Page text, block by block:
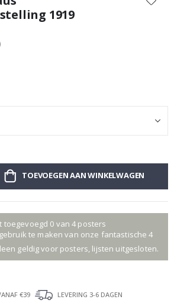
1919
beoordeling:
stemmen:
TOEVOEGEN AAN WINKELWAGEN
toegevoegd 0 van 4 posters
te maken van onze fantastische 4
geldig voor posters, lijsten uitgesloten.
€39
LEVERING 3-6 DAGEN